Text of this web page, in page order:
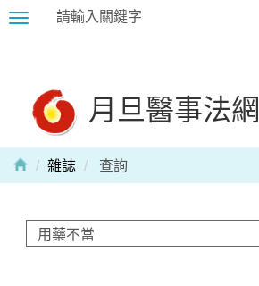
Toggle
月旦醫事法網
雜誌 查詢